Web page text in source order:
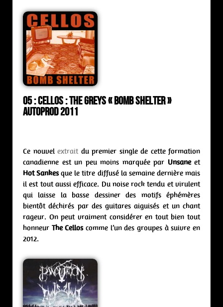
05 : Cellos : the greys « Bomb Shelter »
Autoprod 2011
Ce nouvel extrait du premier single de cette formation
canadienne est un peu moins marquée par Unsaneet
Hot Sankesque le titre diffusé la semaine dernière mais
il est tout aussi efficace. Du noise rock tendu et virulent
qui laisse la basse dessiner des motifs éphémères
bientôt déchirés par des guitares aiguisés et un chant
rageur. On peut vraiment considérer en tout bien tout
honneur The Celloscomme l’un des groupes à suivre en
2012.